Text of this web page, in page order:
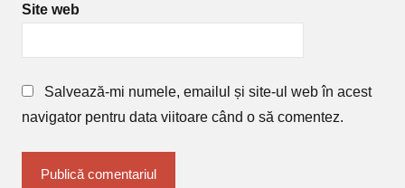
Site web
Salvează-mi numele, emailul și site-ul web în acest
navigator pentru data viitoare când o să comentez.